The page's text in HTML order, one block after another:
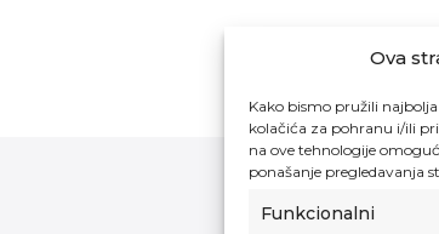
Ova
Kako bismo pružili
kolačića za pohranu i/ili
na ove tehnologije
ponašanje pregledavanja
Funkcionalni